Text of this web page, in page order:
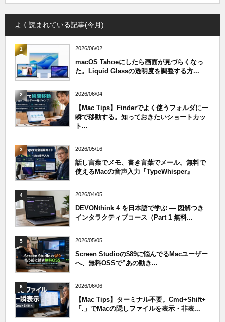
よく読まれている記事(今月)
1 2026/06/02
macOS Tahoeにしたら画面が見づらくなっ
た。Liquid Glassの透明度を調整する方...
2 2026/06/04
【Mac Tips】Finderでよく使うフォルダに一
瞬で移動する。知っておきたいショートカッ
ト...
3 2026/05/16
話し言葉でメモ、書き言葉でメール。無料で
使えるMacの音声入力『TypeWhisper』
4 2026/04/05
DEVONthink 4 を日本語で学ぶ — 図解つき
インタラクティブコース（Part 1 無料...
5 2026/05/05
Screen Studioの$89に悩んでるMacユーザー
へ、無料OSSで”あの動き...
6 2026/06/06
【Mac Tips】ターミナル不要。Cmd+Shift+
「.」でMacの隠しファイルを表示・非表...